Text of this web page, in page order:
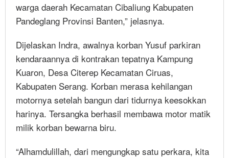
warga daerah Kecamatan Cibaliung Kabupaten
Pandeglang Provinsi Banten,” jelasnya.
Dijelaskan Indra, awalnya korban Yusuf parkiran
kendaraannya di kontrakan tepatnya Kampung
Kuaron, Desa Citerep Kecamatan Ciruas,
Kabupaten Serang. Korban merasa kehilangan
motornya setelah bangun dari tidurnya keesokkan
harinya. Tersangka berhasil membawa motor matik
milik korban bewarna biru.
“Alhamdulillah, dari mengungkap satu perkara, kita